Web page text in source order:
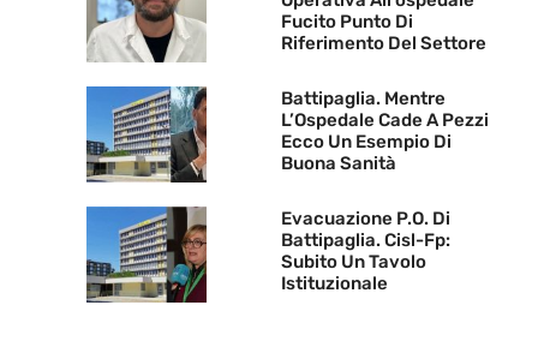
Fucito Punto Di
Riferimento Del Settore
Battipaglia. Mentre
L’Ospedale Cade A Pezzi
Ecco Un Esempio Di
Buona Sanità
Evacuazione P.O. Di
Battipaglia. Cisl-Fp:
Subito Un Tavolo
Istituzionale